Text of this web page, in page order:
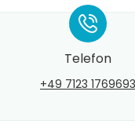
*
Telefon
+49 7123 1769693